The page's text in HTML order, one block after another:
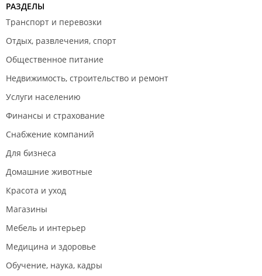
РАЗДЕЛЫ
Транспорт и перевозки
Отдых, развлечения, спорт
Общественное питание
Недвижимость, строительство и ремонт
Услуги населению
Финансы и страхование
Снабжение компаний
Для бизнеса
Домашние животные
Красота и уход
Магазины
Мебель и интерьер
Медицина и здоровье
Обучение, наука, кадры